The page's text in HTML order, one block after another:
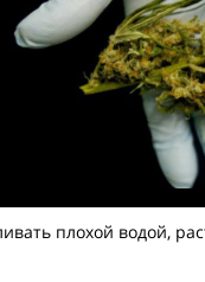
плохой водой,